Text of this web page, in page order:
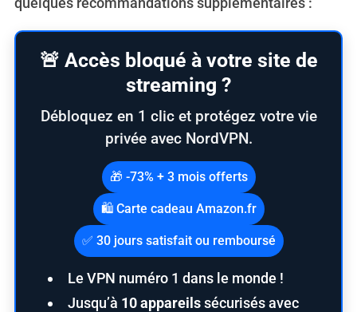
🚨 Accès bloqué à votre site de
streaming ?
Débloquez en 1 clic et protégez votre vie
privée avec NordVPN.
🎁 -73% + 3 mois offerts
🛍️ Carte cadeau Amazon.fr
✅ 30 jours satisfait ou remboursé
Le VPN numéro 1 dans le monde !
Jusqu’à 10 appareilssécurisés avec